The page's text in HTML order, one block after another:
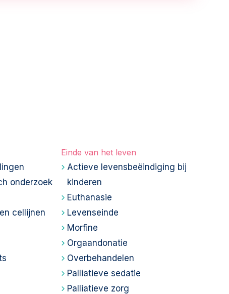
onderzoek
cellijnen
Einde van het leven
Actieve levensbeëindiging bij
kinderen
Euthanasie
Levenseinde
Morfine
Orgaandonatie
Overbehandelen
Palliatieve sedatie
Palliatieve zorg